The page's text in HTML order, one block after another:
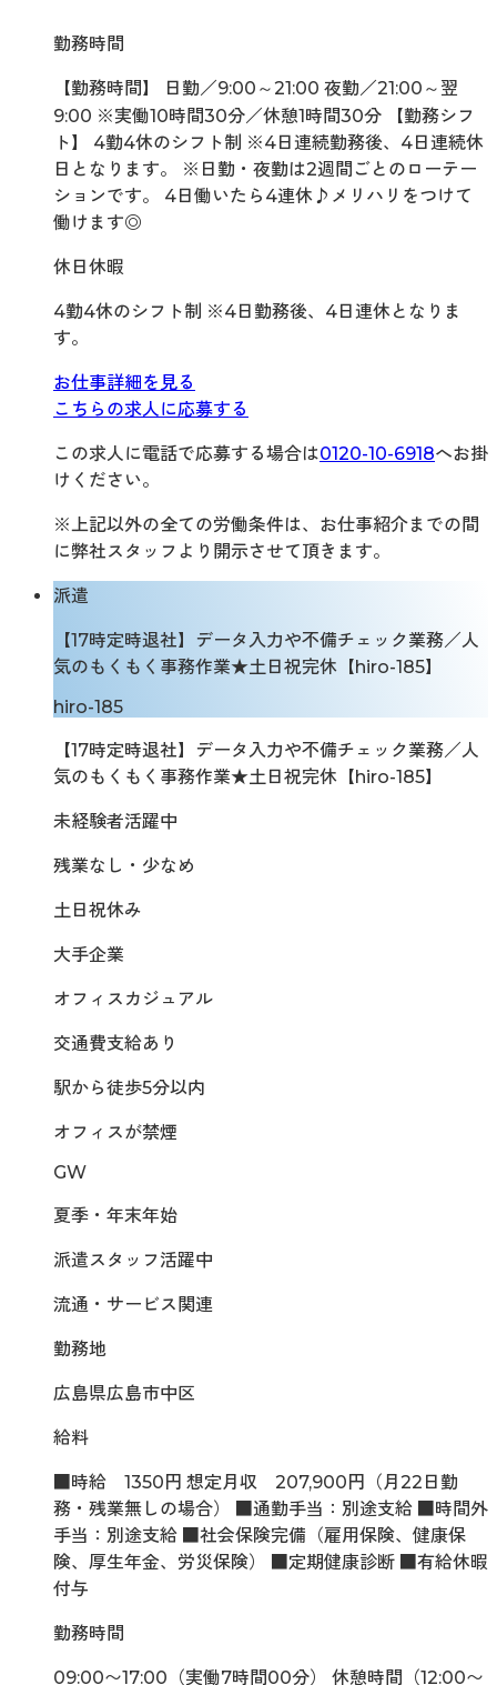
勤務時間
【勤務時間】 日勤／9:00～21:00 夜勤／21:00～翌
9:00 ※実働10時間30分／休憩1時間30分 【勤務シフ
ト】 4勤4休のシフト制 ※4日連続勤務後、4日連続休
日となります。 ※日勤・夜勤は2週間ごとのローテー
ションです。 4日働いたら4連休♪メリハリをつけて
働けます◎
休日休暇
4勤4休のシフト制 ※4日勤務後、4日連休となりま
す。
お仕事詳細を見る
こちらの求人に応募する
この求人に電話で応募する場合は0120-10-6918へお掛
けください。
※上記以外の全ての労働条件は、お仕事紹介までの間
に弊社スタッフより開示させて頂きます。
派遣
【17時定時退社】データ入力や不備チェック業務／人
気のもくもく事務作業★土日祝完休【hiro-185】
hiro-185
【17時定時退社】データ入力や不備チェック業務／人
気のもくもく事務作業★土日祝完休【hiro-185】
未経験者活躍中
残業なし・少なめ
土日祝休み
大手企業
オフィスカジュアル
交通費支給あり
駅から徒歩5分以内
オフィスが禁煙
GW
夏季・年末年始
派遣スタッフ活躍中
流通・サービス関連
勤務地
広島県広島市中区
給料
■時給 1350円 想定月収 207,900円（月22日勤
務・残業無しの場合） ■通勤手当：別途支給 ■時間外
手当：別途支給 ■社会保険完備（雇用保険、健康保
険、厚生年金、労災保険） ■定期健康診断 ■有給休暇
付与
勤務時間
09:00〜17:00（実働7時間00分） 休憩時間（12:00〜